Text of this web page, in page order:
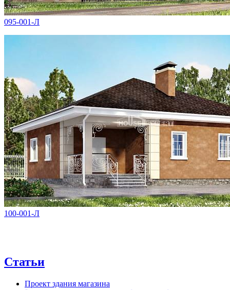
095-001-Л
100-001-Л
Статьи
Проект здания магазина